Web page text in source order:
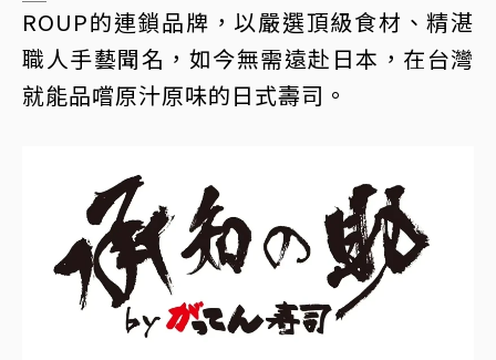
ROUP的連鎖品牌，以嚴選頂級食材、精湛
職人手藝聞名，如今無需遠赴日本，在台灣
就能品嚐原汁原味的日式壽司。